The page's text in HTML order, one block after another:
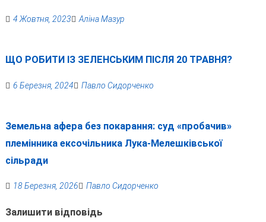
4 Жовтня, 2023 Аліна Мазур
ЩО РОБИТИ ІЗ ЗЕЛЕНСЬКИМ ПІСЛЯ 20 ТРАВНЯ?
6 Березня, 2024 Павло Сидорченко
Земельна афера без покарання: суд «пробачив»
племінника ексочільника Лука-Мелешківської
сільради
18 Березня, 2026 Павло Сидорченко
Залишити відповідь